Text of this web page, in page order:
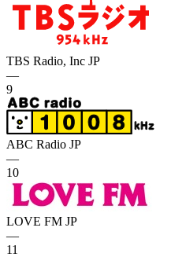
TBS Radio, Inc JP
—
9
ABC Radio JP
—
10
LOVE FM JP
—
11